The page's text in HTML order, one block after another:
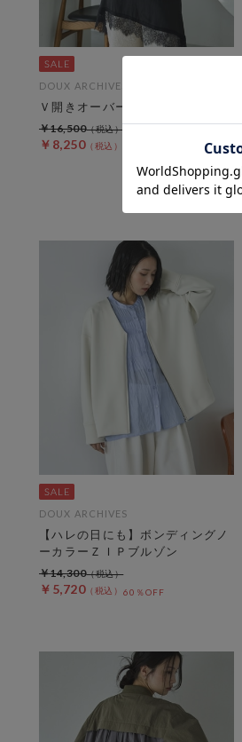
DOUX ARCHIVES
Ｖ開きオーバージャケット
￥8,250
￥16,500
DOUX ARCHIVES
【ハレの日にも】ボンディングノ
ーカラーＺＩＰブルゾン
￥5,720 60％OFF
￥14,300